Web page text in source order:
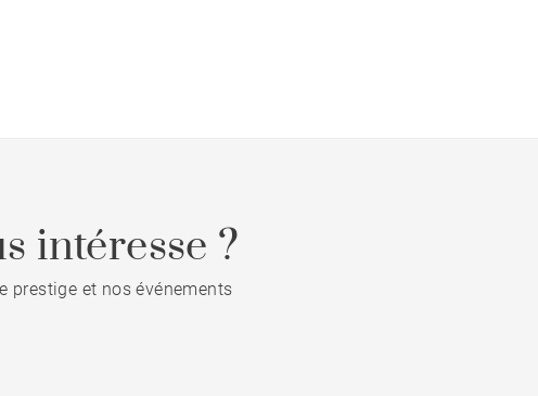
intéresse ?
prestige et nos événements